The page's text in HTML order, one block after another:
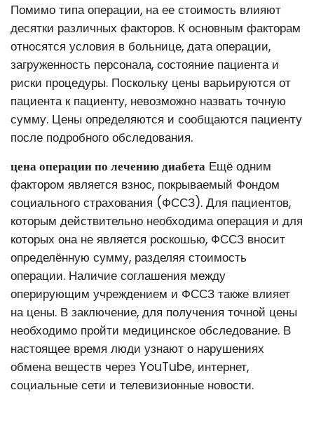
Помимо типа операции, на ее стоимость влияют
десятки различных факторов. К основным факторам
относятся условия в больнице, дата операции,
загруженность персонала, состояние пациента и
риски процедуры. Поскольку цены варьируются от
пациента к пациенту, невозможно назвать точную
сумму. Цены определяются и сообщаются пациенту
после подробного обследования.
цена операции по лечению диабета Ещё одним
фактором является взнос, покрываемый Фондом
социального страхования (ФССЗ). Для пациентов,
которым действительно необходима операция и для
которых она не является роскошью, ФССЗ вносит
определённую сумму, разделяя стоимость
операции. Наличие соглашения между
оперирующим учреждением и ФССЗ также влияет
на цены. В заключение, для получения точной цены
необходимо пройти медицинское обследование. В
настоящее время люди узнают о нарушениях
обмена веществ через YouTube, интернет,
социальные сети и телевизионные новости.